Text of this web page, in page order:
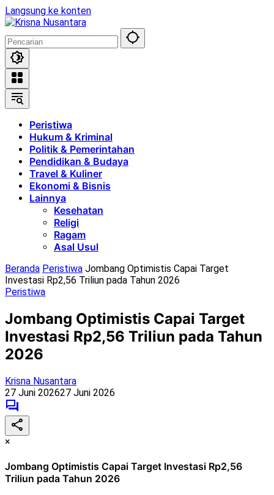
Langsung ke konten
Peristiwa
Hukum & Kriminal
Politik & Pemerintahan
Pendidikan & Budaya
Travel & Kuliner
Ekonomi & Bisnis
Lainnya
Kesehatan
Religi
Ragam
Asal Usul
Beranda Peristiwa Jombang Optimistis Capai Target
Investasi Rp2,56 Triliun pada Tahun 2026
Peristiwa
Jombang Optimistis Capai Target
Investasi Rp2,56 Triliun pada Tahun
2026
Krisna Nusantara
27 Juni 202627 Juni 2026
×
Jombang Optimistis Capai Target Investasi Rp2,56
Triliun pada Tahun 2026